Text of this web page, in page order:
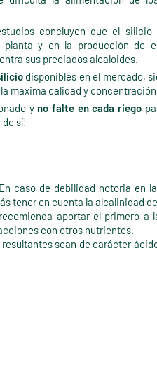
concluyen que el silicio
y en la producción de
sus preciados alcaloides.
disponibles en el mercado,
máxima calidad y
y no falte en cada riego
sí!
caso de debilidad notoria en
tener en cuenta la alcalinidad
aportar el primero a
con otros nutrientes.
sean de carácter